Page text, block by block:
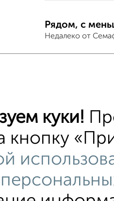
Рядом, с
Недалеко от
с центральным
с раздельным
куки!
кнопку